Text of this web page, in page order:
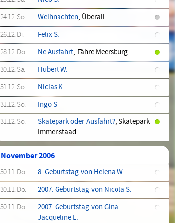
24.12. So.
Weihnachten, Überall
26.12. Di.
Felix S.
28.12. Do.
Ne Ausfahrt, Fähre Meersburg
30.12. Sa.
Hubert W.
31.12. So.
Niclas K.
31.12. So.
Ingo S.
31.12. So.
Skatepark oder Ausfahrt?, Skatepark
Immenstaad
November 2006
30.11. Do.
8. Geburtstag von Helena W.
30.11. Do.
2007. Geburtstag von Nicola S.
30.11. Do.
2007. Geburtstag von Gina
Jacqueline L.